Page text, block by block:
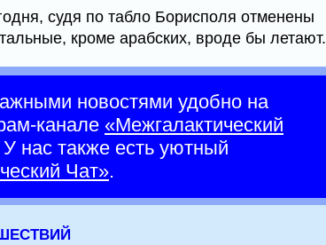
судя по табло Борисполя отменены
кроме арабских, вроде бы летают.
новостями удобно на
канале «Межгалактический
У нас также есть уютный
Чат».